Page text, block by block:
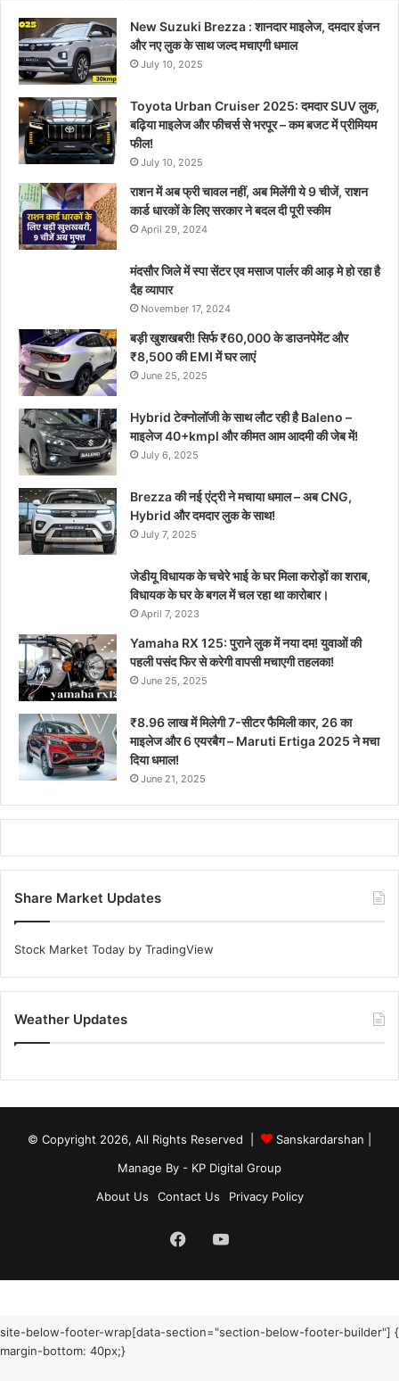
New Suzuki Brezza : शानदार माइलेज, दमदार इंजन
और नए लुक के साथ जल्द मचाएगी धमाल
July 10, 2025
Toyota Urban Cruiser 2025: दमदार SUV लुक,
बढ़िया माइलेज और फीचर्स से भरपूर – कम बजट में प्रीमियम
फील!
July 10, 2025
राशन में अब फ्री चावल नहीं, अब मिलेंगी ये 9 चीजें, राशन
कार्ड धारकों के लिए सरकार ने बदल दी पूरी स्कीम
April 29, 2024
मंदसौर जिले में स्पा सेंटर एव मसाज पार्लर की आड़ मे हो रहा है
दैह व्यापार
November 17, 2024
बड़ी खुशखबरी! सिर्फ ₹60,000 के डाउनपेमेंट और
₹8,500 की EMI में घर लाएं
June 25, 2025
Hybrid टेक्नोलॉजी के साथ लौट रही है Baleno –
माइलेज 40+kmpl और कीमत आम आदमी की जेब में!
July 6, 2025
Brezza की नई एंट्री ने मचाया धमाल – अब CNG,
Hybrid और दमदार लुक के साथ!
July 7, 2025
जेडीयू विधायक के चचेरे भाई के घर मिला करोड़ों का शराब,
विधायक के घर के बगल में चल रहा था कारोबार।
April 7, 2023
Yamaha RX 125: पुराने लुक में नया दम! युवाओं की
पहली पसंद फिर से करेगी वापसी मचाएगी तहलका!
June 25, 2025
₹8.96 लाख में मिलेगी 7-सीटर फैमिली कार, 26 का
माइलेज और 6 एयरबैग – Maruti Ertiga 2025 ने मचा
दिया धमाल!
June 21, 2025
Share Market Updates
Stock Market Today by TradingView
Weather Updates
© Copyright 2026, All Rights Reserved | Sanskardarshan
Manage By - KP Digital Group
About Us
Contact Us Privacy Policy
FacebookYouTube
site-below-footer-wrap[data-section="section-below-footer-builder"] {
margin-bottom: 40px;}